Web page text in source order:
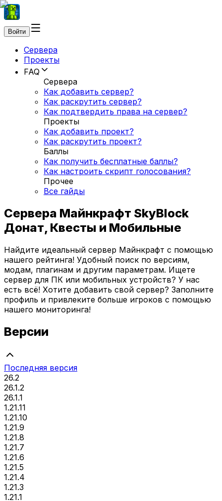
Войти
Сервера
Проекты
FAQ
Сервера
Как добавить сервер?
Как раскрутить сервер?
Как подтвердить права на сервер?
Проекты
Как добавить проект?
Как раскрутить проект?
Баллы
Как получить бесплатные баллы?
Как настроить скрипт голосования?
Прочее
Все гайды
Сервера Майнкрафт SkyBlock
Донат, Квесты и Мобильные
Найдите идеальный сервер Майнкрафт с помощью
нашего рейтинга! Удобный поиск по версиям,
модам, плагинам и другим параметрам. Ищете
сервер для ПК или мобильных устройств? У нас
есть всё! Хотите добавить свой сервер? Заполните
профиль и привлеките больше игроков с помощью
нашего мониторинга!
Версии
Последняя версия
26.2
26.1.2
26.1.1
1.21.11
1.21.10
1.21.9
1.21.8
1.21.7
1.21.6
1.21.5
1.21.4
1.21.3
1.21.1